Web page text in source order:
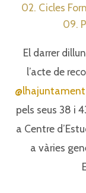
02. Cicles
09.
El darrer
l’acte de
@lhajuntament
pels seus 38 i
a Centre
a vàries